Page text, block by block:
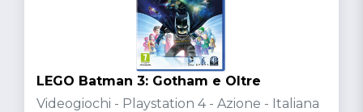
LEGO Batman 3: Gotham e Oltre
Videogiochi - Playstation 4 - Azione - Italiana